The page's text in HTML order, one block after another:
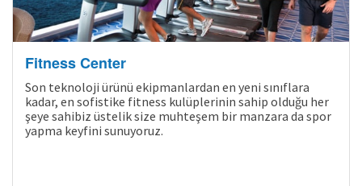
Fitness Center
Son teknoloji ürünü ekipmanlardan en yeni sınıflara
kadar, en sofistike fitness kulüplerinin sahip olduğu her
şeye sahibiz üstelik size muhteşem bir manzara da spor
yapma keyfini sunuyoruz.